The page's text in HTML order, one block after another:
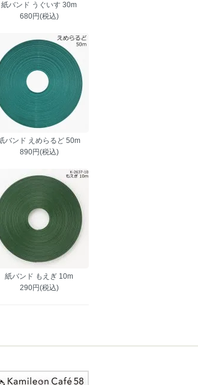
紙バンド うぐいす 30m
680円(税込)
バンド えめらるど 50m
890円(税込)
紙バンド もえぎ 10m
290円(税込)